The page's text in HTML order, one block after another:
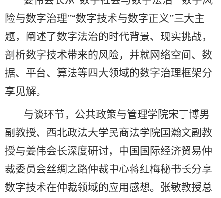
险与数字治理”“数字技术与数字正义”三大主
题，阐述了数字法治的时代背景、现实挑战，
剖析数字技术带来的风险，并就网络空间、数
据、平台、算法等四大领域的数字治理框架分
享见解。
与谈环节，公共政策与管理学院宋丁博男
副教授、西北政法大学民商法学院国瀚文副教
授与姜伟会长深度研讨，中国国际经济贸易仲
裁委员会丝绸之路仲裁中心蒋红梅秘书长分享
数字技术在仲裁领域的应用感想。张敏教授总